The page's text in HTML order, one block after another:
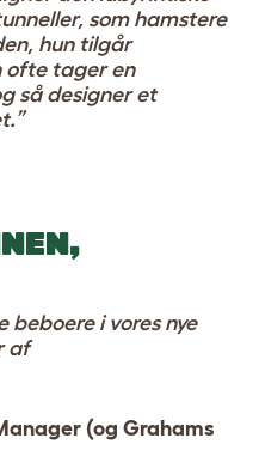
som hamstere
hun tilgår
ofte tager en
så designer et
beboere i vores nye
af
(og Grahams